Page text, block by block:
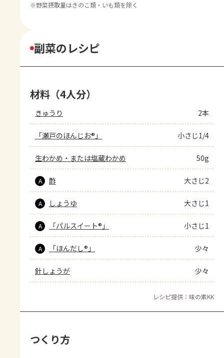
※野菜摂取量はきのこ類・いも類を除く
副菜のレシピ
材料（4人分）
きゅうり 2本
「瀬戸のほんじお®」 小さじ1/4
生わかめ・または塩蔵わかめ 50g
A 酢 大さじ2
A しょうゆ 大さじ1
A 「パルスイート®」 小さじ1
A 「ほんだし®」 少々
針しょうが 少々
レシピ提供：味の素KK
つくり方